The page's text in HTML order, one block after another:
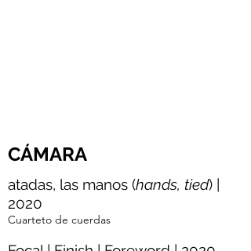
CÁMARA
atadas, las manos (hands, tied) |
2020
Cuarteto de cuerdas